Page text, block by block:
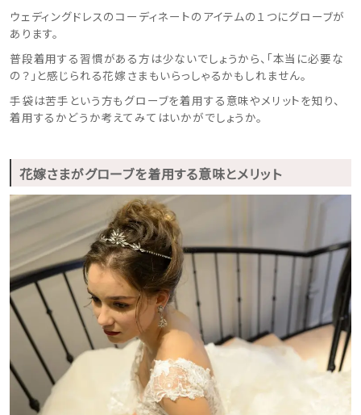
ウェディングドレスのコーディネートのアイテムの１つにグローブが
あります。
普段着用する習慣がある方は少ないでしょうから、「本当に必要な
の？」と感じられる花嫁さまもいらっしゃるかもしれません。
手袋は苦手という方もグローブを着用する意味やメリットを知り、
着用するかどうか考えてみてはいかがでしょうか。
花嫁さまがグローブを着用する意味とメリット